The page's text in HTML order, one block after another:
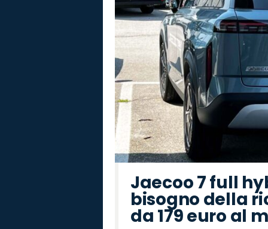
Jaecoo 7 full
bisogno della
da 179 euro al